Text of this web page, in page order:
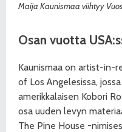
Maija Kaunismaa viihtyy
Osan vuotta
Kaunismaa on artist-in-
of Los Angelesissa,
amerikkalaisen Kobori
osa uuden levyn
The Pine House -